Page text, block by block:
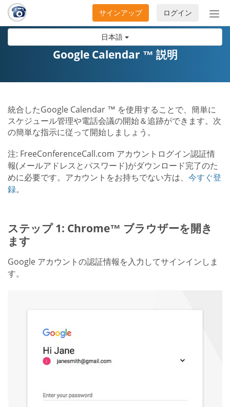
日本語
ナ
ビ
開
閉
ログイン
サインアップ
Google Calendar ™ 説明
統合したGoogle Calendar ™ を使用することで、簡単に
スケジュール管理や電話会議の開始＆追跡ができます。次
の簡単な指示に従って開始しましょう。
注: FreeConferenceCall.com アカウントログイン認証情
報(メールアドレスとパスワード)がダウンロード完了のた
めに必要です。アカウントをお持ちでない方は、 今すぐ登
録。
ステップ 1: Chrome™ ブラウザーを開き
ます
Google アカウントの認証情報を入力してサインインしま
す。